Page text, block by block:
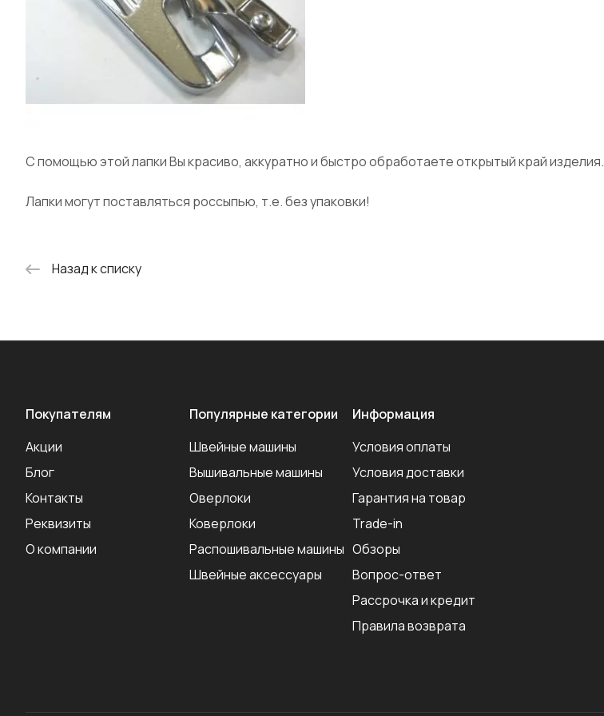
С помощью этой лапки Вы красиво, аккуратно и быстро обработаете открытый край изделия.
Лапки могут поставляться россыпью, т.е. без упаковки!
Назад к списку
Покупателям
Акции
Блог
Контакты
Реквизиты
О компании
Популярные категории
Швейные машины
Вышивальные машины
Оверлоки
Коверлоки
Распошивальные машины
Швейные аксеcсуары
Информация
Условия оплаты
Условия доставки
Гарантия на товар
Trade-in
Обзоры
Вопрос-ответ
Рассрочка и кредит
Правила возврата